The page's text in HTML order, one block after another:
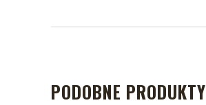
PODOBNE PRODUKTY